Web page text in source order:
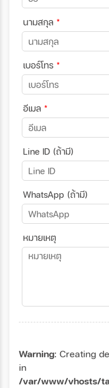
นามสกุล *
เบอร์โทร *
อีเมล *
Line ID (ถ้ามี)
WhatsApp (ถ้ามี)
หมายเหตุ
Warning: Creating
in
/var/www/vhosts/